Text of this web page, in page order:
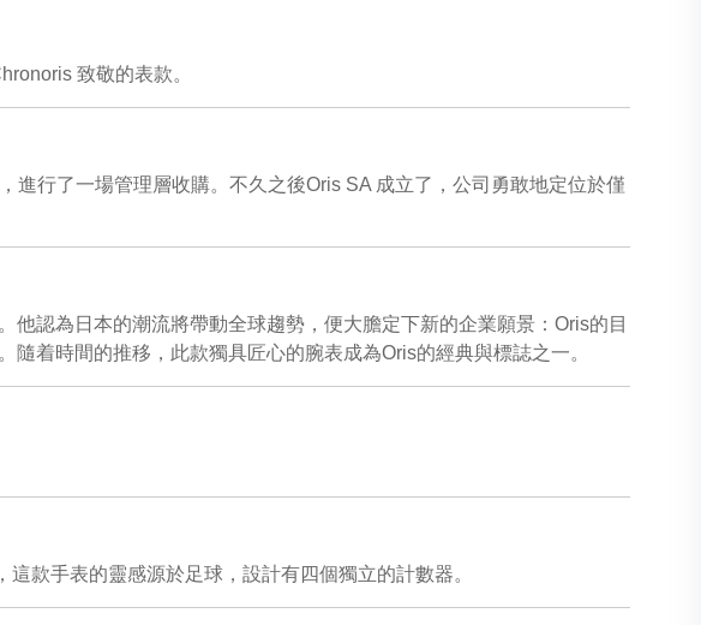
致敬的表款。
行了一場管理層收購。不久之後Oris SA 成立了，公司勇敢地定位於僅
認為日本的潮流將帶動全球趨勢，便大膽定下新的企業願景：Oris的目
着時間的推移，此款獨具匠心的腕表成為Oris的經典與標誌之一。
款手表的靈感源於足球，設計有四個獨立的計數器。